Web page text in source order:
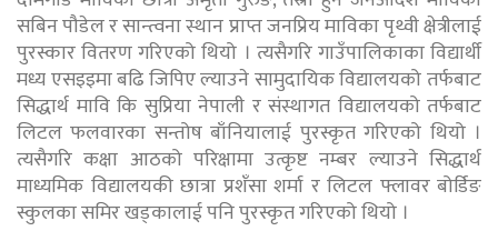
सबिन पौडेल र सान्त्वना स्थान प्राप्त जनप्रिय माविका पृथ्वी क्षेत्रीलाई
पुरस्कार वितरण गरिएको थियो । त्यसैगरि गाउँपालिकाका विद्यार्थी
मध्य एसइइमा बढि जिपिए ल्याउने सामुदायिक विद्यालयको तर्फबाट
सिद्धार्थ मावि कि सुप्रिया नेपाली र संस्थागत विद्यालयको तर्फबाट
लिटल फलवारका सन्तोष बाँनियालाई पुरस्कृत गरिएको थियो ।
त्यसैगरि कक्षा आठको परिक्षामा उत्कृष्ट नम्बर ल्याउने सिद्धार्थ
माध्यमिक विद्यालयकी छात्रा प्रशँसा शर्मा र लिटल फ्लावर बोर्डिङ
स्कुलका समिर खड्कालाई पनि पुरस्कृत गरिएको थियो ।